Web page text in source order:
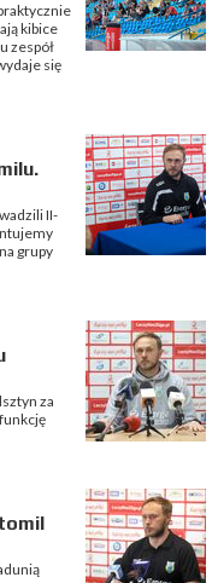
kibice
zespół
się
II-
grupy
za